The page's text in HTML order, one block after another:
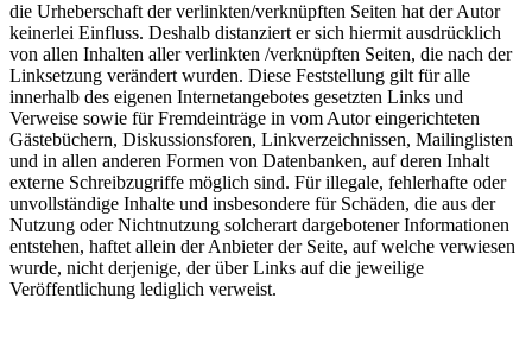
die Urheberschaft der verlinkten/verknüpften Seiten hat der Autor
keinerlei Einfluss. Deshalb distanziert er sich hiermit ausdrücklich
von allen Inhalten aller verlinkten /verknüpften Seiten, die nach der
Linksetzung verändert wurden. Diese Feststellung gilt für alle
innerhalb des eigenen Internetangebotes gesetzten Links und
Verweise sowie für Fremdeinträge in vom Autor eingerichteten
Gästebüchern, Diskussionsforen, Linkverzeichnissen, Mailinglisten
und in allen anderen Formen von Datenbanken, auf deren Inhalt
externe Schreibzugriffe möglich sind. Für illegale, fehlerhafte oder
unvollständige Inhalte und insbesondere für Schäden, die aus der
Nutzung oder Nichtnutzung solcherart dargebotener Informationen
entstehen, haftet allein der Anbieter der Seite, auf welche verwiesen
wurde, nicht derjenige, der über Links auf die jeweilige
Veröffentlichung lediglich verweist.